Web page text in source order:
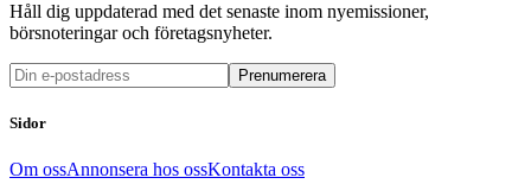
Håll dig uppdaterad med det senaste inom nyemissioner,
börsnoteringar och företagsnyheter.
Prenumerera
Sidor
Om ossAnnonsera hos ossKontakta oss